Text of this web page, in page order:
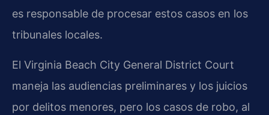
es responsable de procesar estos casos en los
tribunales locales.
El Virginia Beach City General District Court
maneja las audiencias preliminares y los juicios
por delitos menores, pero los casos de robo, al